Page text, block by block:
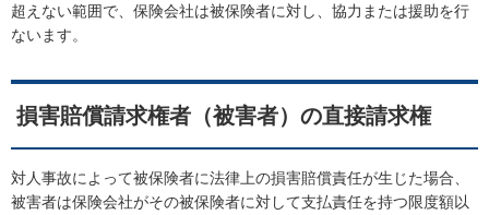
超えない範囲で、保険会社は被保険者に対し、協力または援助を行
ないます。
損害賠償請求権者（被害者）の直接請求権
対人事故によって被保険者に法律上の損害賠償責任が生じた場合、
被害者は保険会社がその被保険者に対して支払責任を持つ限度額以